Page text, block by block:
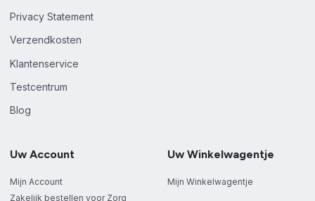
Privacy Statement
Verzendkosten
Klantenservice
Testcentrum
Blog
Uw Account
Mijn Account
Zakelijk bestellen voor Zorg
Uw Winkelwagentje
Mijn Winkelwagentje